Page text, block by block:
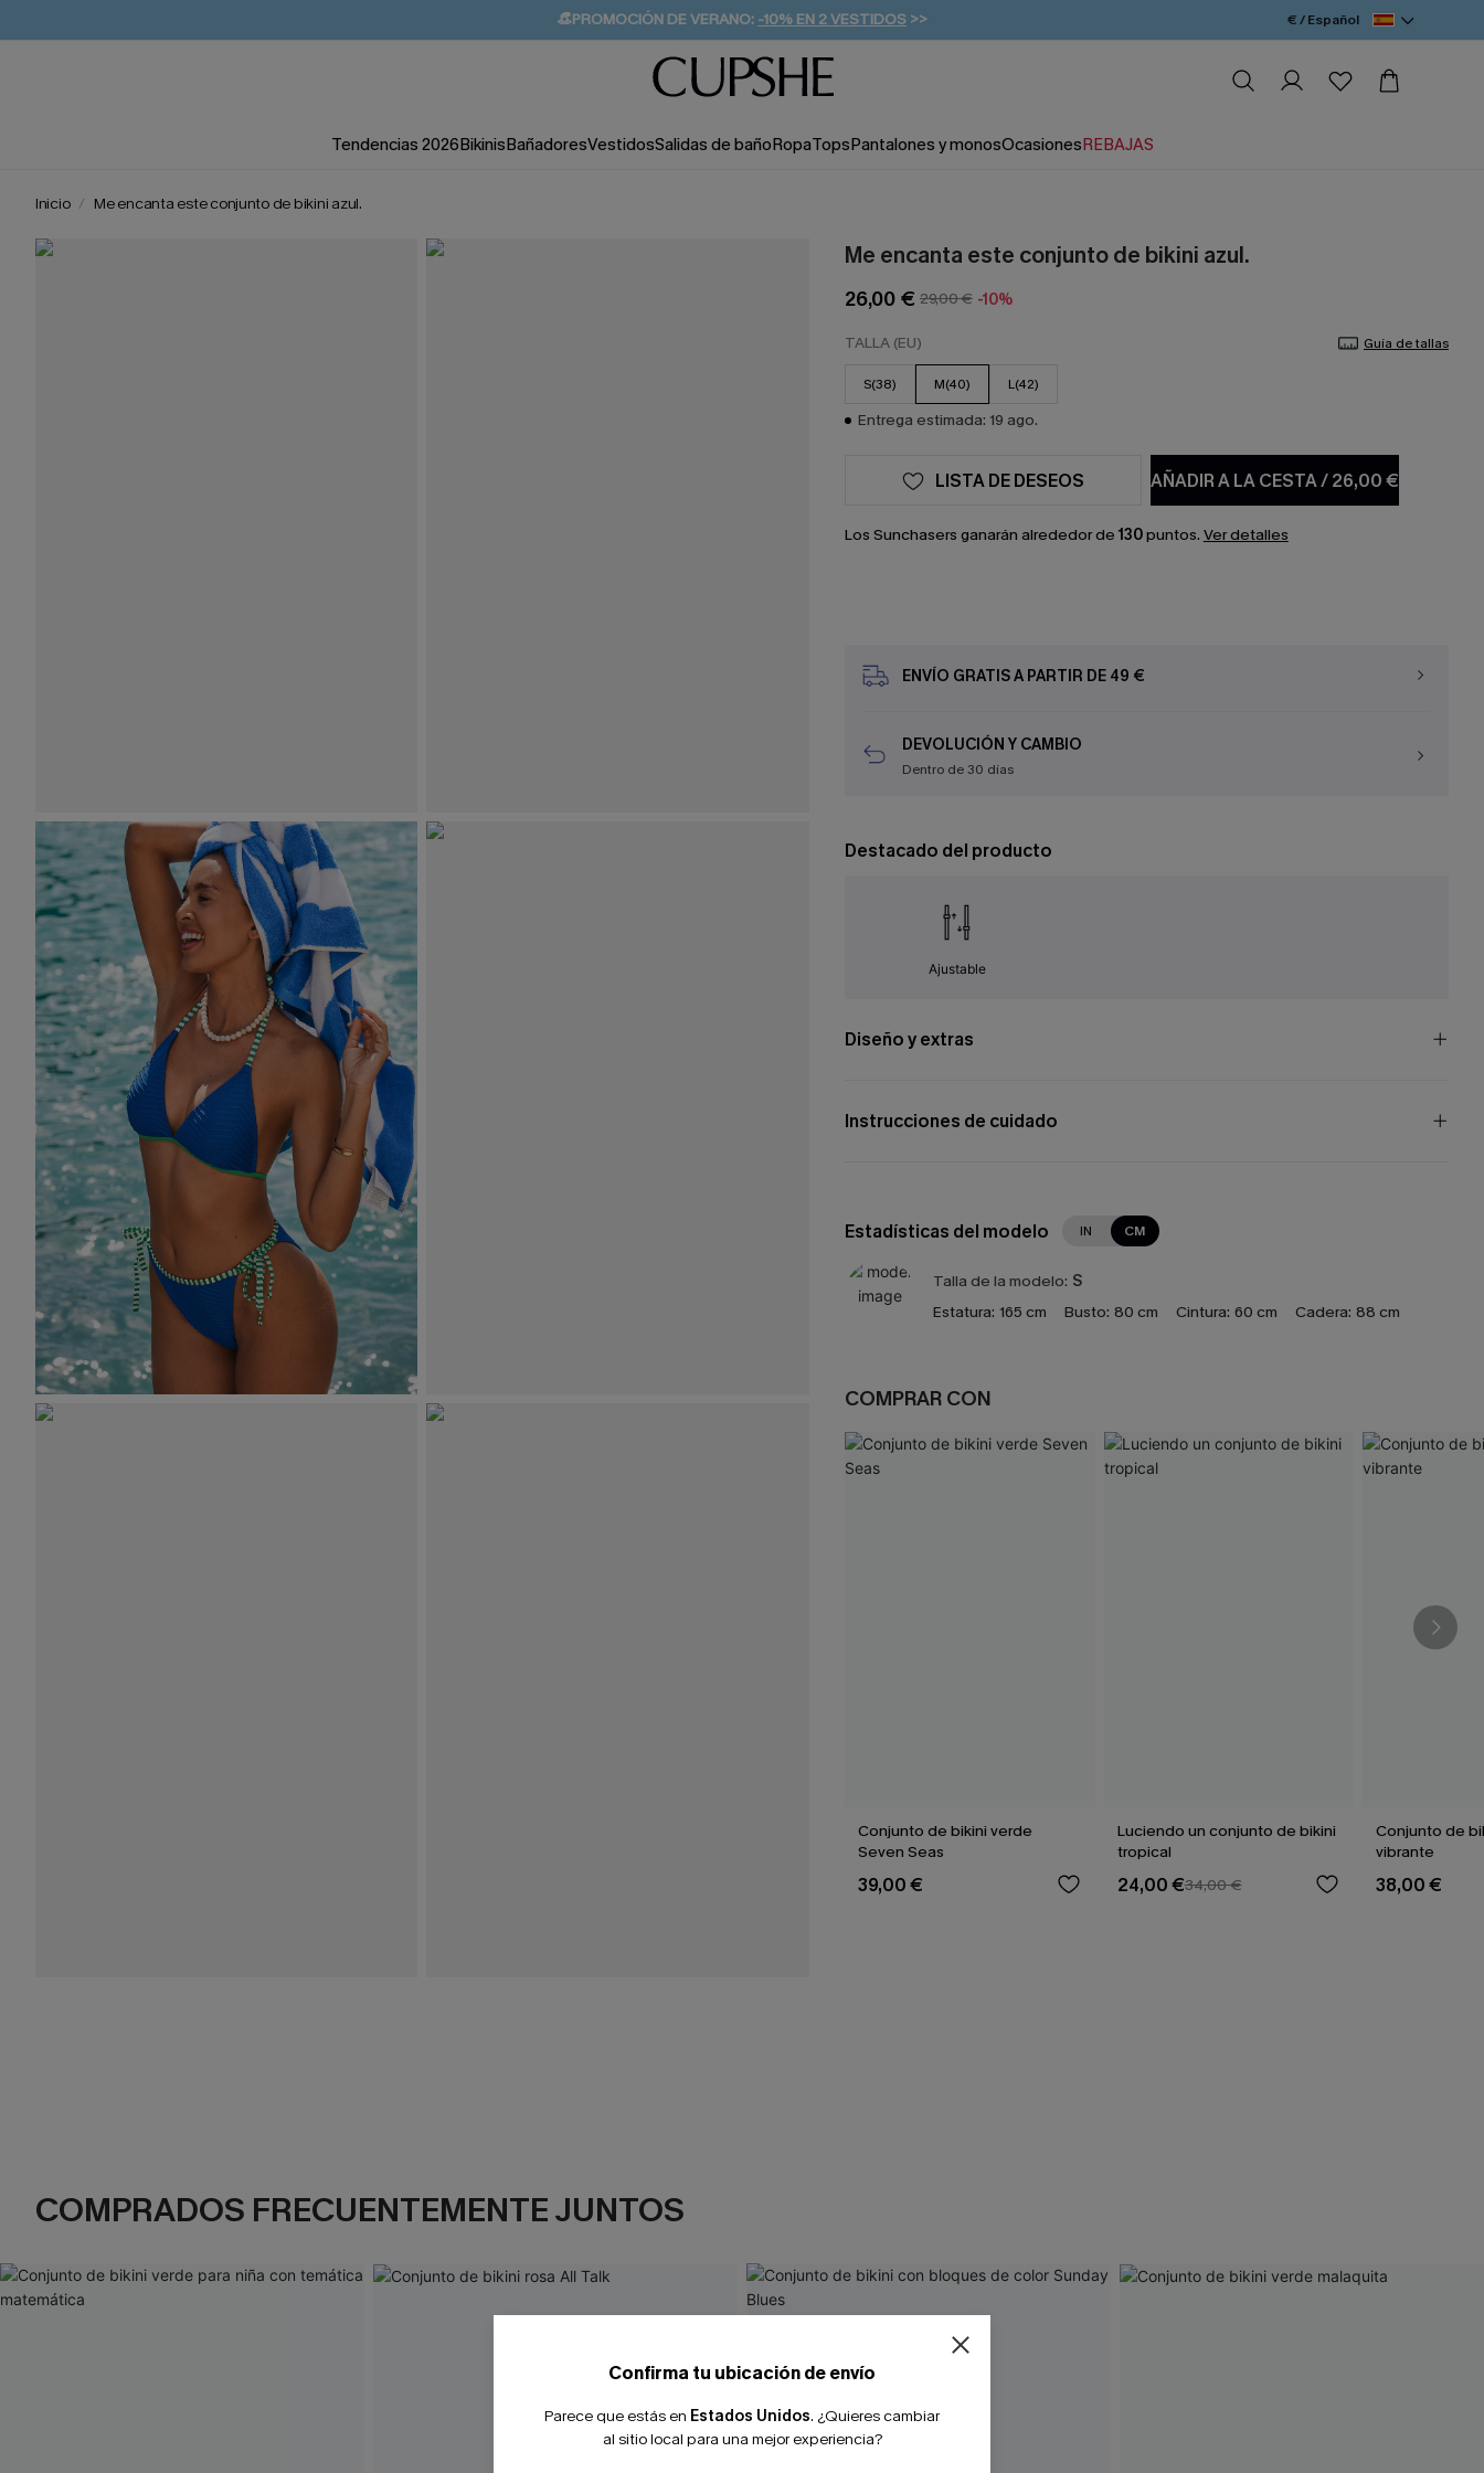
👒PROMOCIÓN DE VERANO: -10% EN 2 VESTIDOS >>
💌¡SUSCRIBIRSE & GANAR -10% EXTRA!
🚚ENVÍO GRATUITO A PARTIR DE 49 € >>
€ / Español
Tendencias 2026BikinisBañadoresVestidosSalidas de bañoRopaTopsPantalones y monosOcasionesREBAJAS
Inicio Me encanta este conjunto de bikini azul.
Me encanta este conjunto de bikini azul.
26,00 € 29,00 € -10%
TALLA (EU) Guía de tallas
S(38) M(40) L(42)
Entrega estimada: 19 ago.
AÑADIR A LA CESTA/26,00 €
LISTA DE DESEOS
Los Sunchasers ganarán alrededor de 130puntos. Ver detalles
ENVÍO GRATIS A PARTIR DE 49 €
DEVOLUCIÓN Y CAMBIO
Dentro de 30 días
Destacado del producto
Ajustable
Diseño y extras
Instrucciones de cuidado
Estadísticas del modelo IN CM
Talla de la modelo: S
Estatura: 165 cm Busto: 80 cm Cintura: 60 cm Cadera: 88 cm
COMPRAR CON
Conjunto de bikini verde
Seven Seas
39,00 €
Luciendo un conjunto de bikini
tropical
24,00 €34,00 €
Conjunto de
vibrante
38,00 €
COMPRADOS FRECUENTEMENTE JUNTOS
Confirma tu ubicación de envío
Parece que estás en Estados Unidos. ¿Quieres cambiar
al sitio local para una mejor experiencia?
-10% extra sin compra mínima